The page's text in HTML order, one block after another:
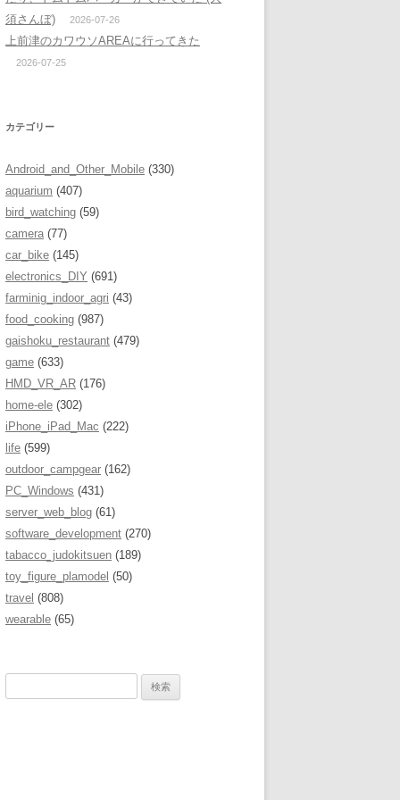
須さんぼ)
2026-07-26
上前津のカワウソAREAに行ってきた
2026-07-25
カテゴリー
Android_and_Other_Mobile (330)
aquarium (407)
bird_watching (59)
camera (77)
car_bike (145)
electronics_DIY (691)
farminig_indoor_agri (43)
food_cooking (987)
gaishoku_restaurant (479)
game (633)
HMD_VR_AR (176)
home-ele (302)
iPhone_iPad_Mac (222)
life (599)
outdoor_campgear (162)
PC_Windows (431)
server_web_blog (61)
software_development (270)
tabacco_judokitsuen (189)
toy_figure_plamodel (50)
travel (808)
wearable (65)